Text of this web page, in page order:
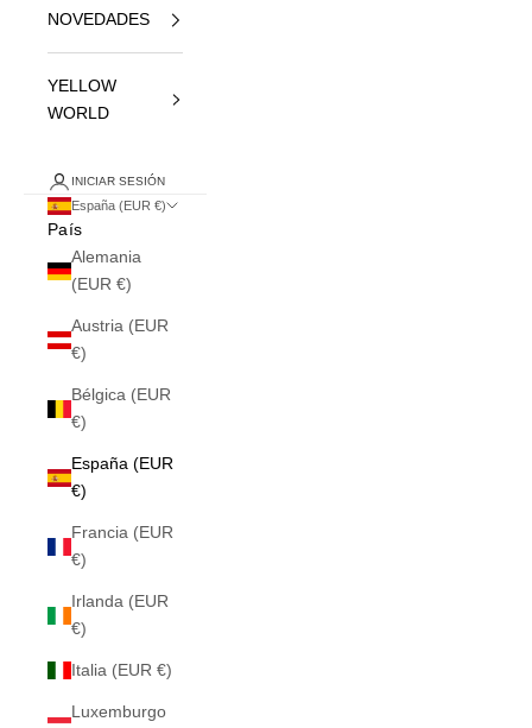
NOVEDADES
YELLOW
WORLD
INICIAR SESIÓN
España (EUR €)
País
Alemania
(EUR €)
Austria (EUR
€)
Bélgica (EUR
€)
España (EUR
€)
Francia (EUR
€)
Irlanda (EUR
€)
Italia (EUR €)
Luxemburgo